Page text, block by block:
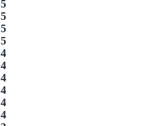
​5
​5
​5
​5
4
​4
4
​4
​4
4